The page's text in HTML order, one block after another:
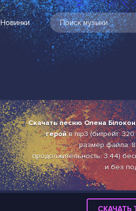
Новинки
Скачать песню Олена
геройв mp3 (битрейт: 320
размер файла:
продолжительность: 3:44)
и без
СКАЧАТЬ